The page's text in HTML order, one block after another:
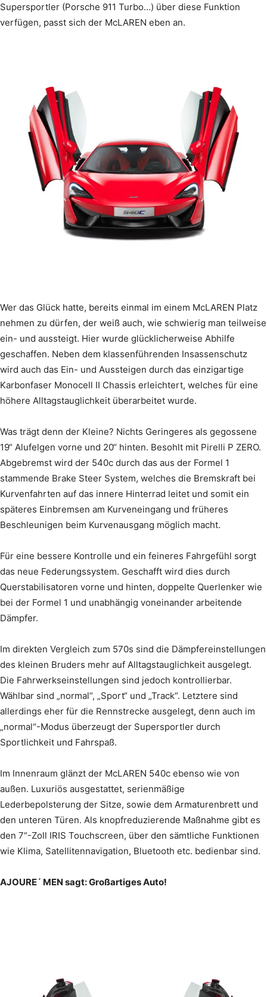
Supersportler (Porsche 911 Turbo…) über diese Funktion
verfügen, passt sich der McLAREN eben an.
Wer das Glück hatte, bereits einmal im einem McLAREN Platz
nehmen zu dürfen, der weiß auch, wie schwierig man teilweise
ein- und aussteigt. Hier wurde glücklicherweise Abhilfe
geschaffen. Neben dem klassenführenden Insassenschutz
wird auch das Ein- und Aussteigen durch das einzigartige
Karbonfaser Monocell II Chassis erleichtert, welches für eine
höhere Alltagstauglichkeit überarbeitet wurde.
Was trägt denn der Kleine? Nichts Geringeres als gegossene
19“ Alufelgen vorne und 20“ hinten. Besohlt mit Pirelli P ZERO.
Abgebremst wird der 540c durch das aus der Formel 1
stammende Brake Steer System, welches die Bremskraft bei
Kurvenfahrten auf das innere Hinterrad leitet und somit ein
späteres Einbremsen am Kurveneingang und früheres
Beschleunigen beim Kurvenausgang möglich macht.
Für eine bessere Kontrolle und ein feineres Fahrgefühl sorgt
das neue Federungssystem. Geschafft wird dies durch
Querstabilisatoren vorne und hinten, doppelte Querlenker wie
bei der Formel 1 und unabhängig voneinander arbeitende
Dämpfer.
Im direkten Vergleich zum 570s sind die Dämpfereinstellungen
des kleinen Bruders mehr auf Alltagstauglichkeit ausgelegt.
Die Fahrwerkseinstellungen sind jedoch kontrollierbar.
Wählbar sind „normal“, „Sport“ und „Track“. Letztere sind
allerdings eher für die Rennstrecke ausgelegt, denn auch im
„normal“-Modus überzeugt der Supersportler durch
Sportlichkeit und Fahrspaß.
Im Innenraum glänzt der McLAREN 540c ebenso wie von
außen. Luxuriös ausgestattet, serienmäßige
Lederbepolsterung der Sitze, sowie dem Armaturenbrett und
den unteren Türen. Als knopfreduzierende Maßnahme gibt es
den 7“-Zoll IRIS Touchscreen, über den sämtliche Funktionen
wie Klima, Satellitennavigation, Bluetooth etc. bedienbar sind.
AJOURE´ MEN sagt: Großartiges Auto!